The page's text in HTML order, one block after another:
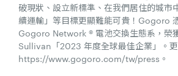
破現狀、設立新標準、在我們居住的城市
續運輸」等目標更顯難能可貴！Gogoro
Gogoro Network ® 電池交換生態系，榮
Sullivan「2023 年度全球最佳企業」。更
https://www.gogoro.com/tw/press。